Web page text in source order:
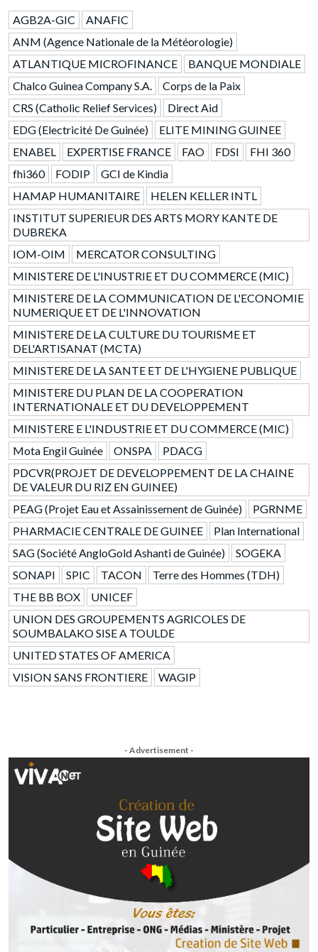
AGB2A-GIC
ANAFIC
ANM (Agence Nationale de la Météorologie)
ATLANTIQUE MICROFINANCE
BANQUE MONDIALE
Chalco Guinea Company S.A.
Corps de la Paix
CRS (Catholic Relief Services)
Direct Aid
EDG (Electricité De Guinée)
ELITE MINING GUINEE
ENABEL
EXPERTISE FRANCE FAO FDSI
FHI 360
fhi360
FODIP
GCI de Kindia
HAMAP HUMANITAIRE
HELEN KELLER INTL
INSTITUT SUPERIEUR DES ARTS MORY KANTE DE
DUBREKA
IOM-OIM
MERCATOR CONSULTING
MINISTERE DE L'INUSTRIE ET DU COMMERCE (MIC)
MINISTERE DE LA COMMUNICATION DE L'ECONOMIE
NUMERIQUE ET DE L'INNOVATION
MINISTERE DE LA CULTURE DU TOURISME ET
DEL'ARTISANAT (MCTA)
MINISTERE DE LA SANTE ET DE L'HYGIENE PUBLIQUE
MINISTERE DU PLAN DE LA COOPERATION
INTERNATIONALE ET DU DEVELOPPEMENT
MINISTERE E L'INDUSTRIE ET DU COMMERCE (MIC)
Mota Engil Guinée
ONSPA
PDACG
PDCVR(PROJET DE DEVELOPPEMENT DE LA CHAINE
DE VALEUR DU RIZ EN GUINEE)
PEAG (Projet Eau et Assainissement de Guinée)
PGRNME
PHARMACIE CENTRALE DE GUINEE
Plan International
SAG (Société AngloGold Ashanti de Guinée)
SOGEKA
SONAPI
SPIC TACON
Terre des Hommes (TDH)
THE BB BOX
UNICEF
UNION DES GROUPEMENTS AGRICOLES DE
SOUMBALAKO SISE A TOULDE
UNITED STATES OF AMERICA
VISION SANS FRONTIERE
WAGIP
- Advertisement -